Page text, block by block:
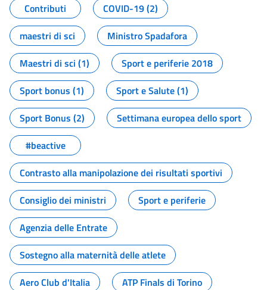
Contributi
COVID-19 (2)
maestri di sci
Ministro Spadafora
Maestri di sci (1)
Sport e periferie 2018
Sport bonus (1)
Sport e Salute (1)
Sport Bonus (2)
Settimana europea dello sport
#beactive
Contrasto alla manipolazione dei risultati sportivi
Consiglio dei ministri
Sport e periferie
Agenzia delle Entrate
Sostegno alla maternità delle atlete
Aero Club d'Italia
ATP Finals di Torino